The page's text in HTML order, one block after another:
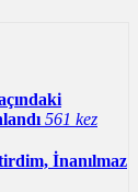
561 kez
İnanılmaz